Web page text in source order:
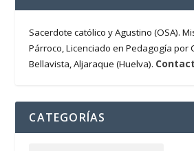
Sacerdote católico y Agustino (OSA).
Párroco, Licenciado en Pedagogía por
Bellavista, Aljaraque (Huelva).
CATEGORÍAS